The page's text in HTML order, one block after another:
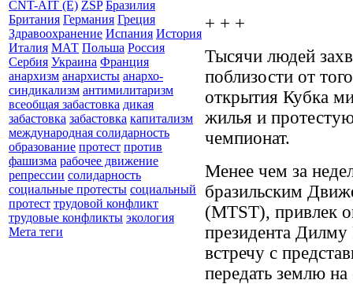
CNT-AIT (E) ZSP Бразилия
Британия Германия Греция
Здравоохранение Испания История
Италия МАТ Польша Россия
Сербия Украина Франция
анархизм анархисты анархо-
синдикализм антимилитаризм
всеобщая забастовка дикая
забастовка забастовка капитализм
международная солидарность
образование протест против
фашизма рабочее движение
репрессии солидарность
социальные протесты социальный
протест трудовой конфликт
трудовые конфликты экология
Мета теги
+ + +
Тысячи людей
поблизости от
открытия Кубка
жилья и
чемпионат.
Менее чем за
бразильским
(MTST), привлек
президента
встречу с
передать землю